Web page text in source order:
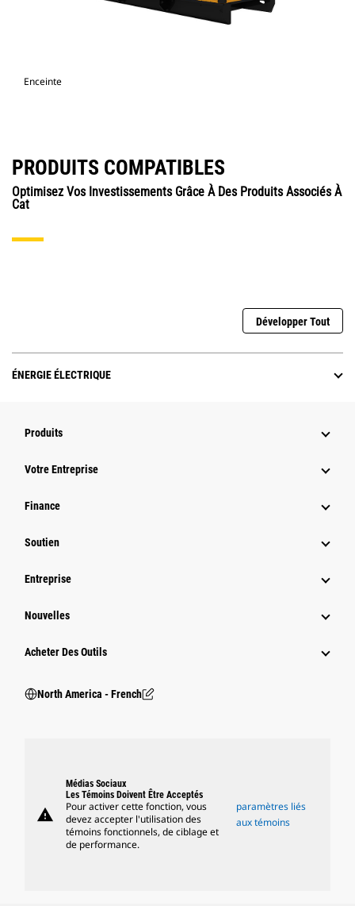
Enceinte
PRODUITS COMPATIBLES
Optimisez Vos Investissements Grâce À Des Produits Associés À
Cat
Développer Tout
ÉNERGIE ÉLECTRIQUE
Produits
Votre Entreprise
Finance
Soutien
Entreprise
Nouvelles
Acheter Des Outils
North America - French
warning
Médias Sociaux
Les Témoins Doivent Être Acceptés
Pour activer cette fonction, vous
devez accepter l'utilisation des
témoins fonctionnels, de ciblage et
de performance.
paramètres liés
aux témoins